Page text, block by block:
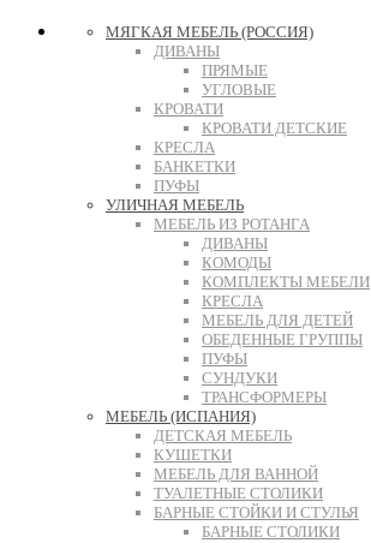
МЯГКАЯ МЕБЕЛЬ (РОССИЯ)
ДИВАНЫ
ПРЯМЫЕ
УГЛОВЫЕ
КРОВАТИ
КРОВАТИ ДЕТСКИЕ
КРЕСЛА
БАНКЕТКИ
ПУФЫ
УЛИЧНАЯ МЕБЕЛЬ
МЕБЕЛЬ ИЗ РОТАНГА
ДИВАНЫ
КОМОДЫ
КОМПЛЕКТЫ МЕБЕЛИ
КРЕСЛА
МЕБЕЛЬ ДЛЯ ДЕТЕЙ
ОБЕДЕННЫЕ ГРУППЫ
ПУФЫ
СУНДУКИ
ТРАНСФОРМЕРЫ
МЕБЕЛЬ (ИСПАНИЯ)
ДЕТСКАЯ МЕБЕЛЬ
КУШЕТКИ
МЕБЕЛЬ ДЛЯ ВАННОЙ
ТУАЛЕТНЫЕ СТОЛИКИ
БАРНЫЕ СТОЙКИ И СТУЛЬЯ
БАРНЫЕ СТОЛИКИ